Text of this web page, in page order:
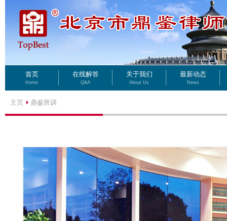
首页
Home
在线解答
Q&A
关于我们
About Us
最新动态
News
主页 鼎鉴所训